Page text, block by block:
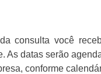
consulta você
As datas serão
conforme